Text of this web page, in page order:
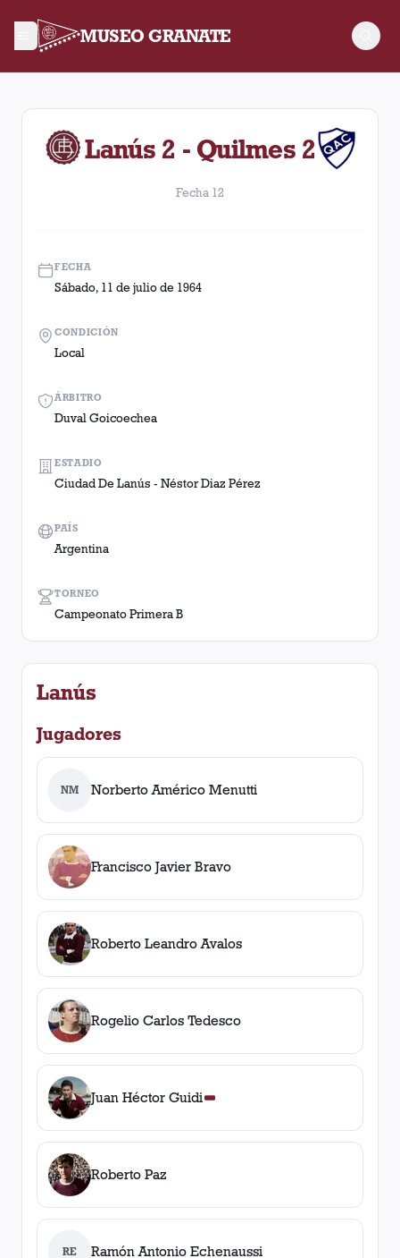
MUSEO GRANATE
Fecha 12. Partido entre Lanús y Quilmes disputado el
Lanús 2 - Quilmes 2
Fecha 12
FECHA
Sábado, 11 de julio de 1964
ÁRBITRO
Duval Goicoechea
TORNEO
Campeonato Primera B
CONDICIÓN
Local
ESTADIO
Ciudad De Lanús - Néstor Diaz Pérez
PAÍS
Argentina
Lanús
Jugadores
NM Norberto Américo Menutti
Francisco Javier Bravo
Roberto Leandro Avalos
Rogelio Carlos Tedesco
Juan Héctor Guidi
Roberto Paz
RE Ramón Antonio Echenaussi